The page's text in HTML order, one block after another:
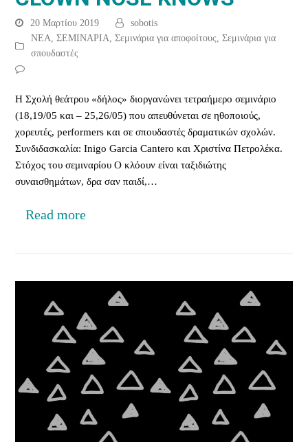
20 Μαρτίου 2019
sobotis
ΝΕΑ,ΣΕΜΙΝΑΡΙΑ,Σεμινάρια για αποφοίτους,Σεμινάρια για
σπουδαστές
Η Σχολή θεάτρου «δήλος» διοργανώνει τετραήμερο σεμινάριο
(18,19/05 και – 25,26/05) που απευθύνεται σε ηθοποιούς,
χορευτές, performers και σε σπουδαστές δραματικών σχολών.
Συνδιδασκαλία: Inigo Garcia Cantero και Χριστίνα Πετρολέκα.
Στόχος του σεμιναρίου Ο κλόουν είναι ταξιδιώτης
συναισθημάτων, δρα σαν παιδί,…
Read more